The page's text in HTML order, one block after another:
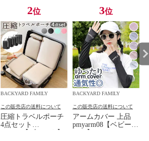
2位
BACKYARD FAMILY
この販売店の送料について
圧縮トラベルポーチ
4点セット
pk0804【ブラック】
3位
BACKYARD FAMILY
この販売店の送料について
アームカバー 上品
pmyarm08【ベビーピ
ンク】